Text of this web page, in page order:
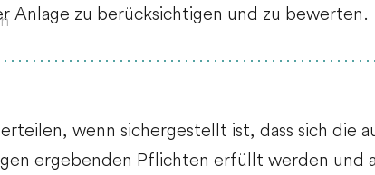
Anlage zu berücksichtigen und zu bewerten.
wenn sichergestellt ist, dass sich die
ergebenden Pflichten erfüllt werden